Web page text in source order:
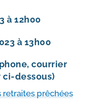
à 12h00
à 13h00
courrier
dessous)
retraites prê­chées